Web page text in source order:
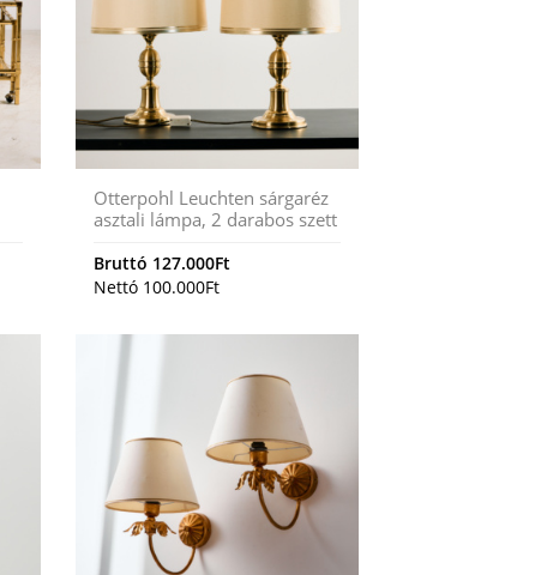
Otterpohl Leuchten sárgaréz
asztali lámpa, 2 darabos szett
Bruttó 127.000Ft
Nettó 100.000Ft